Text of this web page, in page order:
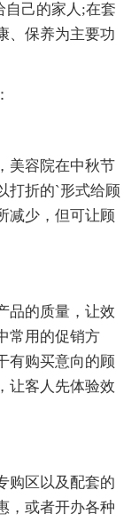
自己的家人;在套
、保养为主要功
美容院在中秋节
打折的`形式给顾
减少，但可让顾
品的质量，让效
常用的促销方
有购买意向的顾
让客人先体验效
购区以及配套的
，或者开办各种